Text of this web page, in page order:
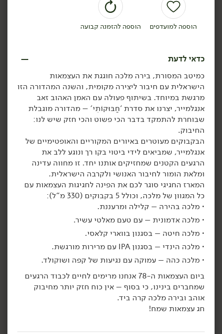
הוספה לסל
14.90
₪/ יח׳
4 יח' ב- 49.90 ₪
בירה מלכה אדמונית
330 מ״ל
הוספה לסל
יח׳
14.90
₪/ יח׳
בירה נגב - 'Oasis'
330 מ״ל
הוספה לסל
14.90
₪
4 יח' ב- 49.90 ₪
בירה נגב - Amber Ale
4.52 ₪ ל-100 מ״ל
11.90
הוספה למועדפים הוספה להזמנה קבועה
כדאי לדעת
כמיטב המסורת, בירה מלכה חוגגת את העצמאות
הישראלית עם חיבור ליצירה מקומית, והשנה המהדורה הזו
מרגשת במיוחד. בשיתוף פעולה עם האמן האהוב זאב
אנגלמייר, יצרנו את סדרת 'חַבּוּקוֹתִי' – מהדורה מוגבלת
שבוחרת להתמקד בדבר הכי פשוט והכי חזק שיש לנו:
החיבוק.
הבקבוקים מעוטרים באיורים המקוריים והאופטימיים של
אנגלמייר, שמביאים לידי ביטוי בקו רך ונוגע ללב את
הרגעים הקטנים שמחזיקים אותנו יחד. זו מחווה עדינה
ומלאת הומור לחיבור האנושי ולקרבה הישראלית.
המארז החגיגי סוגר לכם את הפינה לחגיגות העצמאות עם
כל המגוון של מלכה, וכולל 5 בקבוקים (330 מ"ל):
מלכה בהירה – קלילה ומרעננת.
מלכה אדמונית – עם טעם מאלטי עשיר.
מלכה חיטה – בסגנון בווארי קלאסי.
מלכה הינדי – בסגנון IPA עם מרירות מורגשת.
מלכה כהה – עמוקה עם נגיעות של קפה ושוקולד.
ביום העצמאות ה-78 אנחנו מרימים לחיים לכבוד הרגעים
שמחברים בינינו, כי בסוף – אין כוח חזק יותר מחיבוק
אוהב ובירה מלכה קרה ביד.
חג עצמאות שמח!